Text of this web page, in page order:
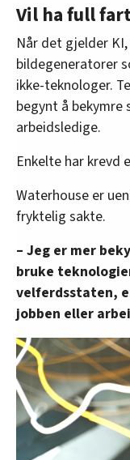
Vil ha full
Når det gjelder
bildegeneratorer
ikke-teknologer.
begynt å bekymre
arbeidsledige.
Enkelte har krevd
Waterhouse er
fryktelig sakte.
– Jeg er mer
bruke
velferdsstaten,
jobben eller